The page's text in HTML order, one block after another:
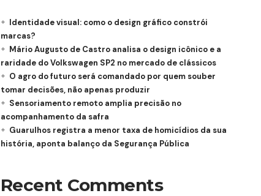
Identidade visual: como o design gráfico constrói
marcas?
Mário Augusto de Castro analisa o design icônico e a
raridade do Volkswagen SP2 no mercado de clássicos
O agro do futuro será comandado por quem souber
tomar decisões, não apenas produzir
Sensoriamento remoto amplia precisão no
acompanhamento da safra
Guarulhos registra a menor taxa de homicídios da sua
história, aponta balanço da Segurança Pública
Recent Comments